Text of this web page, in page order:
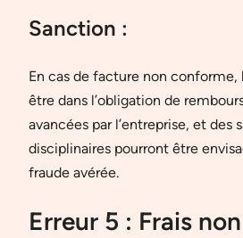
Sanction :
En cas de facture non conforme,
être dans l’obligation de
avancées par l’entreprise, et des
disciplinaires pourront être
fraude avérée.
Erreur 5 : Frais non